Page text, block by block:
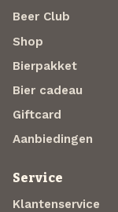
Beer Club
Shop
Bierpakket
Bier cadeau
Giftcard
Aanbiedingen
Service
Klantenservice